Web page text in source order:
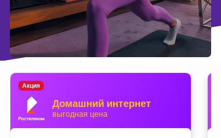
Домашний интернет
выгодная цена
Акция